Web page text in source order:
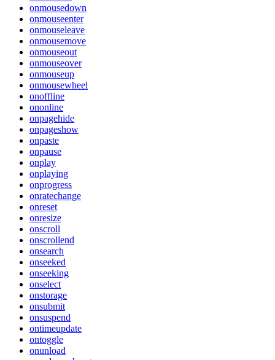
onmousedown
onmouseenter
onmouseleave
onmousemove
onmouseout
onmouseover
onmouseup
onmousewheel
onoffline
ononline
onpagehide
onpageshow
onpaste
onpause
onplay
onplaying
onprogress
onratechange
onreset
onresize
onscroll
onscrollend
onsearch
onseeked
onseeking
onselect
onstorage
onsubmit
onsuspend
ontimeupdate
ontoggle
onunload